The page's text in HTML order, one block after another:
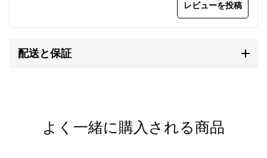
の邪魔にならない小ぶりで控えめなものを選んでいま
ウムシルバー（SV940/アメリカ製）を現在採用して
います。
レビューを投稿
配送と保証
よく一緒に購入される商品